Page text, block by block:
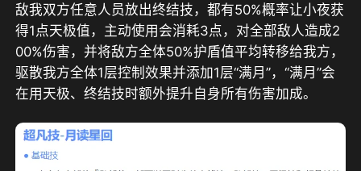
敌我双方任意人员放出终结技，都有50%概率让小夜获
得1点天极值，主动使用会消耗3点，对全部敌人造成2
00%伤害，并将敌方全体50%护盾值平均转移给我方，
驱散我方全体1层控制效果并添加1层“满月”，“满月”会
在用天极、终结技时额外提升自身所有伤害加成。